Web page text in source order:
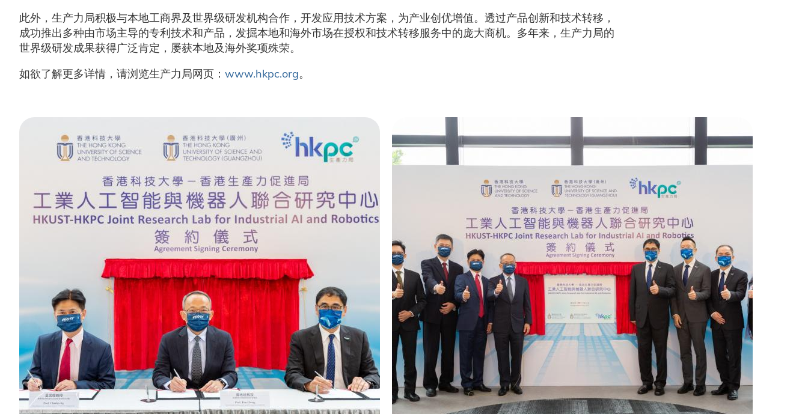
此外，生产力局积极与本地工商界及世界级研发机构合作，开发应用技术方案，为产业创优增值。透过产品创新和技术转移，
成功推出多种由市场主导的专利技术和产品，发掘本地和海外市场在授权和技术转移服务中的庞大商机。多年来，生产力局的
世界级研发成果获得广泛肯定，屡获本地及海外奖项殊荣。
如欲了解更多详情，请浏览生产力局网页： www.hkpc.org。